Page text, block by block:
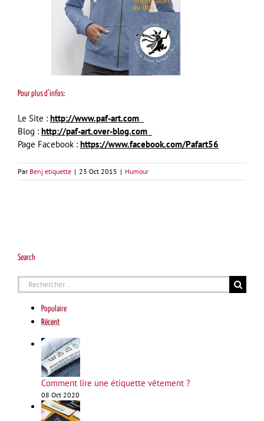
Pour plus d’infos:
Le Site : http://www.paf-art.com
Blog : http://paf-art.over-blog.com
Page Facebook : https://www.facebook.com/Pafart56
Par Benj etiquette | 23 Oct 2015 | Humour
Search
Rechercher:
Populaire
Récent
Comment lire une étiquette vêtement ?
08 Oct 2020